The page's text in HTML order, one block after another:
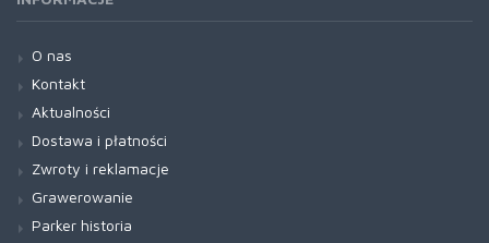
O nas
Kontakt
Aktualności
Dostawa i płatności
Zwroty i reklamacje
Grawerowanie
Parker historia